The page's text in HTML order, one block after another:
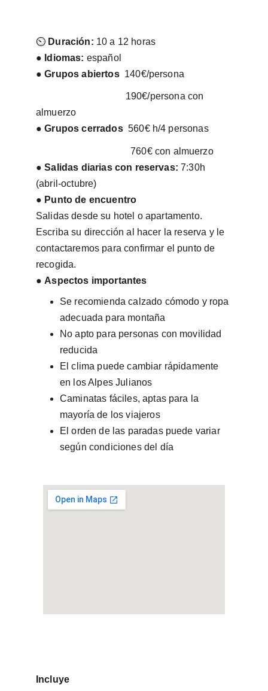
⏲︎ Duración: 10 a 12 horas
● Idiomas: español
● Grupos abiertos
  140€/persona
almuerzo
● Grupos cerrados
  560€ h/4 personas
                                      760€ con almuerzo
● Salidas diarias con reservas: 7:30h
(abril-octubre)
● Punto de encuentro
Salidas desde su hotel o apartamento.
Escriba su dirección al hacer la reserva y le
contactaremos para confirmar el punto de
recogida.
● Aspectos importantes
Se recomienda calzado cómodo y ropa
adecuada para montaña
No apto para personas con movilidad
reducida
El clima puede cambiar rápidamente
en los Alpes Julianos
Caminatas fáciles, aptas para la
mayoría de los viajeros
El orden de las paradas puede variar
según condiciones del día
Incluye